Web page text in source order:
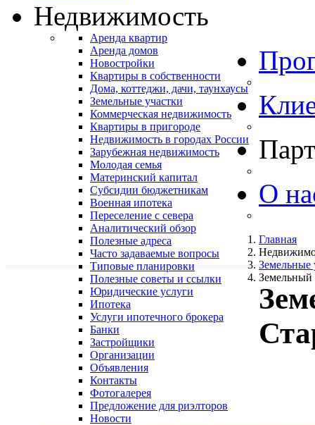
Недвижимость
Аренда квартир
Аренда домов
Новостройки
Квартиры в собственности
Дома, коттеджи, дачи, таунхаусы
Земельные участки
Коммерческая недвижимость
Квартиры в пригороде
Недвижимость в городах России
Зарубежная недвижимость
Молодая семья
Материнский капитал
Субсидии бюджетникам
Военная ипотека
Переселение с севера
Аналитический обзор
Полезные адреса
Часто задаваемые вопросы
Типовые планировки
Полезные советы и ссылки
Юридические услуги
Ипотека
Услуги ипотечного брокера
Банки
Застройщики
Организации
О
Объявления
Контакты
Фотогалерея
Предложение для риэлторов
Новости
Главная
Земельные
Земельный